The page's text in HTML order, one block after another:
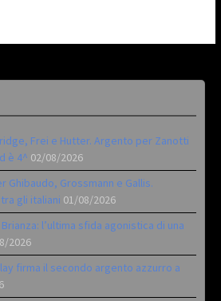
Frei e Hutter. Argento per Zanotti
è 4^ 02/08/2026
Ghibaudo, Grossmann e Gallis.
gli italiani 01/08/2026
l’ultima sfida agonistica di una
2026
firma il secondo argento azzurro a